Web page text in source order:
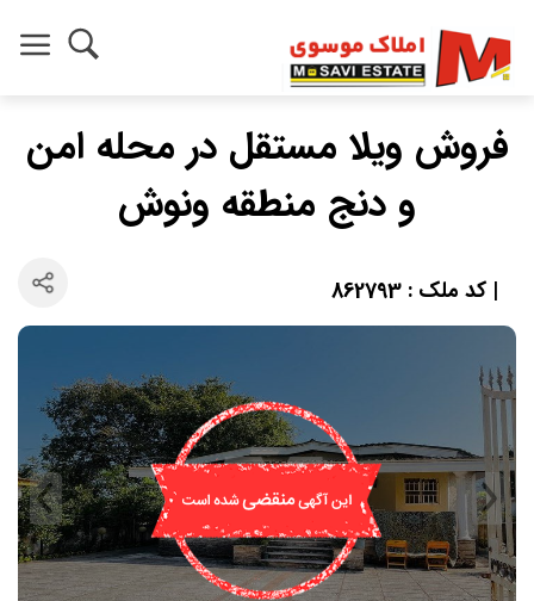
فروش ویلا مستقل در محله امن
و دنج منطقه ونوش
| کد ملک : 862793